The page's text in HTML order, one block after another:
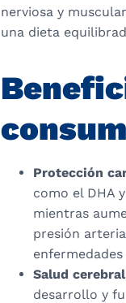
nerviosa y
una dieta
Protección
como el DHA
mientras
presión
Salud
desarrollo y